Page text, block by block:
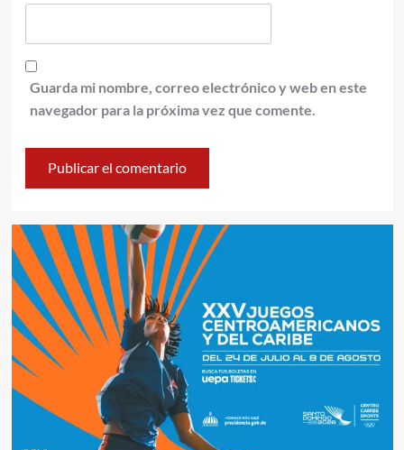
Guarda mi nombre, correo electrónico y web en este
navegador para la próxima vez que comente.